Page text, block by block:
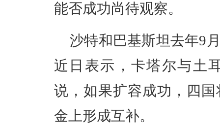
能否成功尚待观察。
沙特和巴基斯坦去年9
近日表示，卡塔尔与土
说，如果扩容成功，四
金上形成互补。